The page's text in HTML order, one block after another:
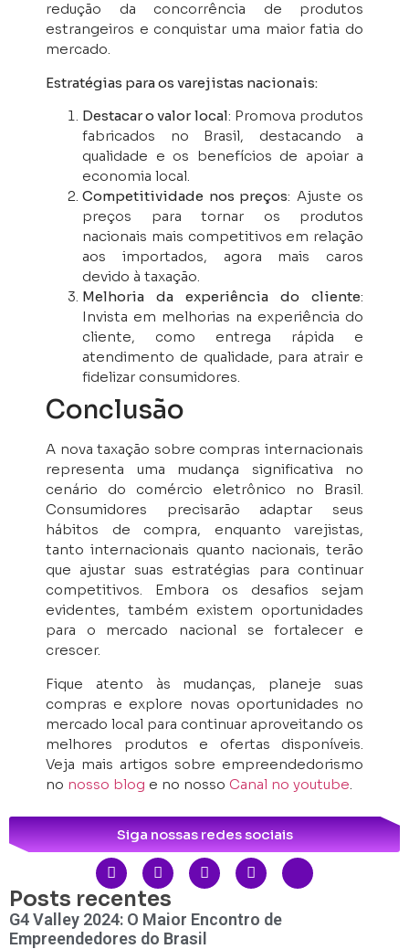
redução da concorrência de produtos
estrangeiros e conquistar uma maior fatia do
mercado.
Estratégias para os varejistas nacionais:
Destacar o valor local: Promova produtos
fabricados no Brasil, destacando a
qualidade e os benefícios de apoiar a
economia local.
Competitividade nos preços: Ajuste os
preços para tornar os produtos
nacionais mais competitivos em relação
aos importados, agora mais caros
devido à taxação.
Melhoria da experiência do cliente:
Invista em melhorias na experiência do
cliente, como entrega rápida e
atendimento de qualidade, para atrair e
fidelizar consumidores.
Conclusão
A nova taxação sobre compras internacionais
representa uma mudança significativa no
cenário do comércio eletrônico no Brasil.
Consumidores precisarão adaptar seus
hábitos de compra, enquanto varejistas,
tanto internacionais quanto nacionais, terão
que ajustar suas estratégias para continuar
competitivos. Embora os desafios sejam
evidentes, também existem oportunidades
para o mercado nacional se fortalecer e
crescer.
Fique atento às mudanças, planeje suas
compras e explore novas oportunidades no
mercado local para continuar aproveitando os
melhores produtos e ofertas disponíveis.
Veja mais artigos sobre empreendedorismo
no nosso blog e no nosso Canal no youtube
Siga nossas redes sociais
Posts recentes
G4 Valley 2024: O Maior Encontro de
Empreendedores do Brasil